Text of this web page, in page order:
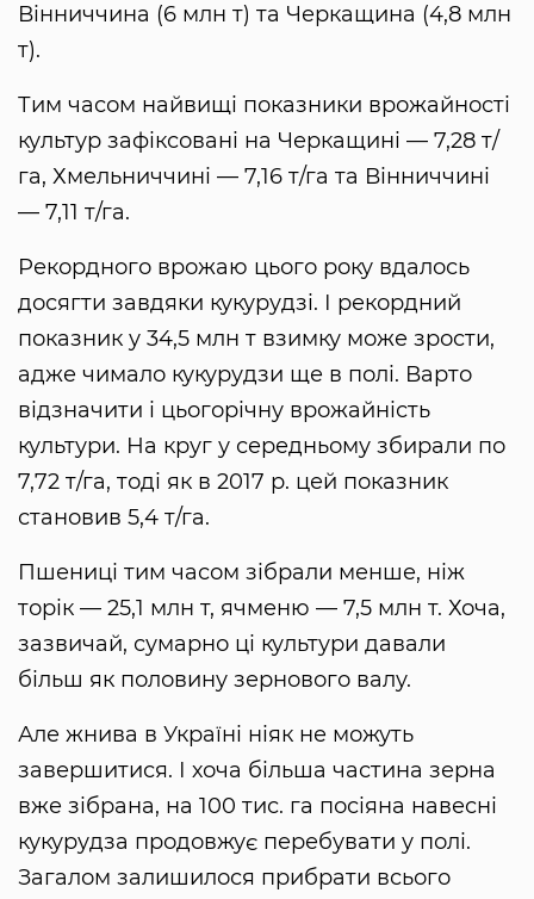
Вінниччина (6 млн т) та Черкащина (4,8 млн
т).
Тим часом найвищі показники врожайності
культур зафіксовані на Черкащині — 7,28 т/
га, Хмельниччині — 7,16 т/га та Вінниччині
— 7,11 т/га.
Рекордного врожаю цього року вдалось
досягти завдяки кукурудзі. І рекордний
показник у 34,5 млн т взимку може зрости,
адже чимало кукурудзи ще в полі. Варто
відзначити і цьогорічну врожайність
культури. На круг у середньому збирали по
7,72 т/га, тоді як в 2017 р. цей показник
становив 5,4 т/га.
Пшениці тим часом зібрали менше, ніж
торік — 25,1 млн т, ячменю — 7,5 млн т. Хоча,
зазвичай, сумарно ці культури давали
більш як половину зернового валу.
Але жнива в Україні ніяк не можуть
завершитися. І хоча більша частина зерна
вже зібрана, на 100 тис. га посіяна навесні
кукурудза продовжує перебувати у полі.
Загалом залишилося прибрати всього